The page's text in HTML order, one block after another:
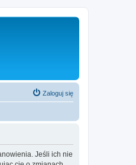
Zaloguj się
Jeśli ich nie